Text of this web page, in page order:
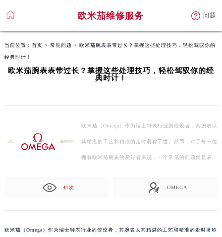
欧米茄维修服务 问题
当前位置： 首页 > 常见问题 > 欧米茄腕表表带过长？掌握这些处理技巧，轻松驾驭你的
经典时计！
欧米茄腕表表带过长？掌握这些处理技巧，轻松驾驭你的经
典时计！
欧米茄（Omega）作为瑞士钟表行业的佼佼者，其腕表以
其精湛的工艺和精准的走时著称于世。然而，对于每一位
拥有欧米茄腕表的爱好者来说，一个常见的问题便是表带
41次 OMEGA
欧米茄（Omega）作为瑞士钟表行业的佼佼者，其腕表以其精湛的工艺和精准的走时著称